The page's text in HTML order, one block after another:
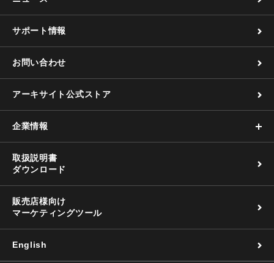
サポート情報
お問い合わせ
アーキサイト公式ストア
企業情報
取扱説明書
ダウンロード
販売店様向け
マーケティングツール
English